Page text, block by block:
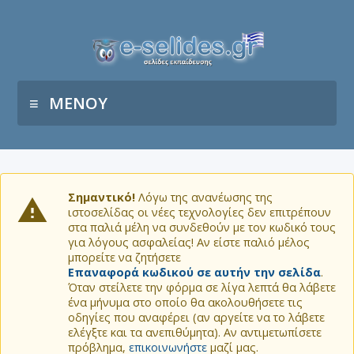
ΜΕΝΟΥ
Σημαντικό! Λόγω της ανανέωσης της
ιστοσελίδας οι νέες τεχνολογίες δεν επιτρέπουν
στα παλιά μέλη να συνδεθούν με τον κωδικό τους
για λόγους ασφαλείας! Αν είστε παλιό μέλος
μπορείτε να ζητήσετε
Επαναφορά κωδικού σε αυτήν την σελίδα.
Όταν στείλετε την φόρμα σε λίγα λεπτά θα λάβετε
ένα μήνυμα στο οποίο θα ακολουθήσετε τις
οδηγίες που αναφέρει (αν αργείτε να το λάβετε
ελέγξτε και τα ανεπιθύμητα). Αν αντιμετωπίσετε
πρόβλημα, επικοινωνήστε μαζί μας.